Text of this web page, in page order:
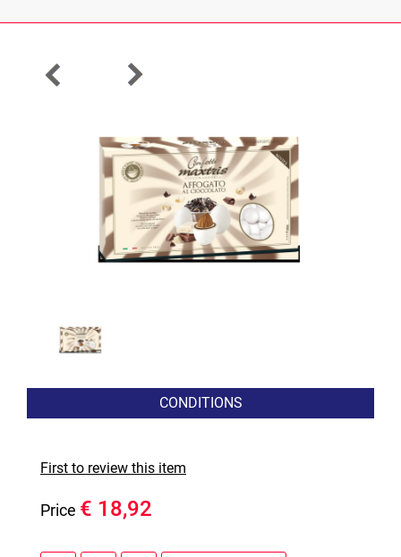
CONDITIONS
First to review this item
Price € 18,92